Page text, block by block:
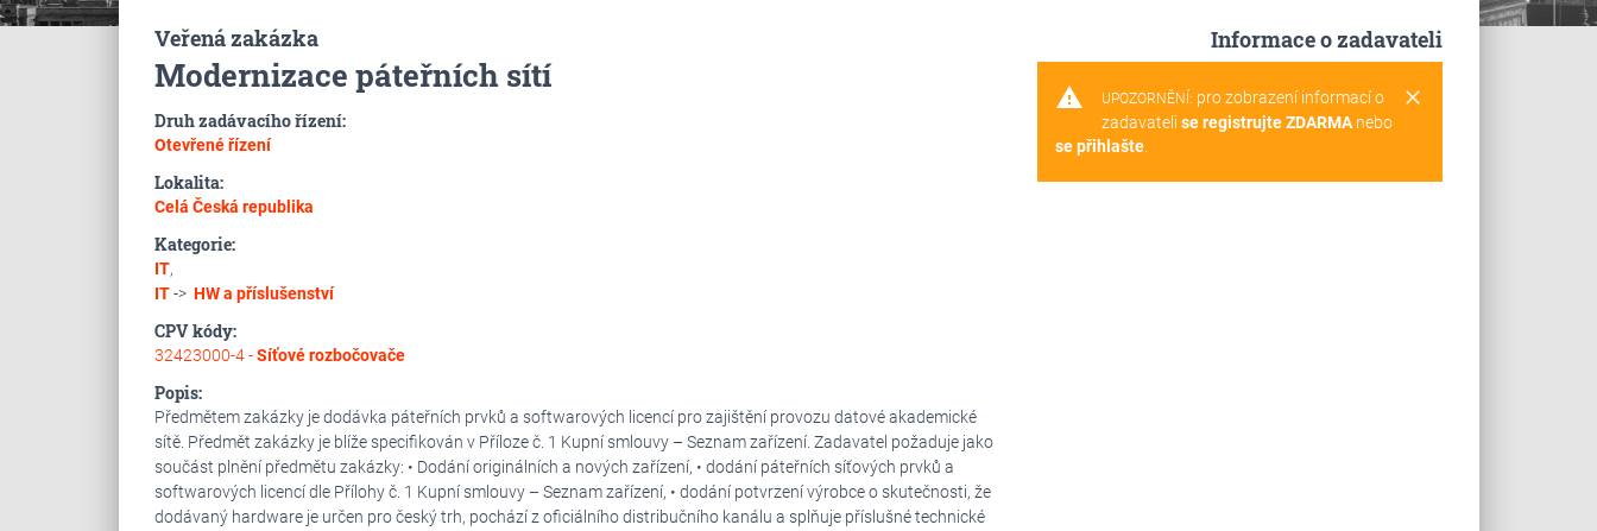
Veřená zakázka
Modernizace páteřních sítí
Druh zadávacího řízení:
Otevřené řízení
Lokalita:
Celá Česká republika
Kategorie:
IT,
IT-> HW a příslušenství
CPV kódy:
32423000-4 -Síťové rozbočovače
Popis:
Předmětem zakázky je dodávka páteřních prvků a softwarových licencí pro zajištění provozu datové akademické
sítě. Předmět zakázky je blíže specifikován v Příloze č. 1 Kupní smlouvy – Seznam zařízení. Zadavatel požaduje jako
součást plnění předmětu zakázky: • Dodání originálních a nových zařízení, • dodání páteřních síťových prvků a
softwarových licencí dle Přílohy č. 1 Kupní smlouvy – Seznam zařízení, • dodání potvrzení výrobce o skutečnosti, že
dodávaný hardware je určen pro český trh, pochází z oficiálního distribučního kanálu a splňuje příslušné technické
Informace o zadavateli
warning clear
UPOZORNĚNÍ: pro zobrazení informací o
zadavateli se registrujte ZDARMAnebo
se přihlašte.